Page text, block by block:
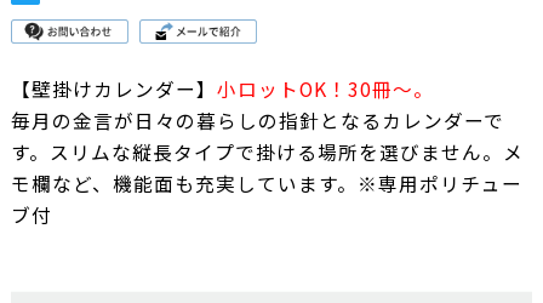
【壁掛けカレンダー】 小ロットOK！30冊～。
毎月の金言が日々の暮らしの指針となるカレンダーで
す。スリムな縦長タイプで掛ける場所を選びません。メ
モ欄など、機能面も充実しています。※専用ポリチュー
ブ付